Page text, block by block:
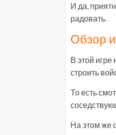
И да,
радовать.
Обзор
В этой игре
строить
То есть
На этом же